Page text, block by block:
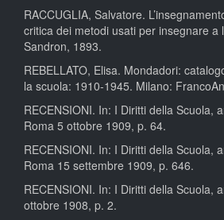
RACCUGLIA, Salvatore.
critica dei metodi usati per insegnare a
Sandron, 1893.
REBELLATO, Elisa. Mondadori:
la scuola: 1910-1945. Milano:
RECENSIONI. In: I Diritti della Scuola,
Roma 5 ottobre 1909, p. 64.
RECENSIONI. In: I Diritti della Scuola,
Roma 15 settembre 1909, p. 646.
RECENSIONI. In: I Diritti della Scuola,
ottobre 1908, p. 2.